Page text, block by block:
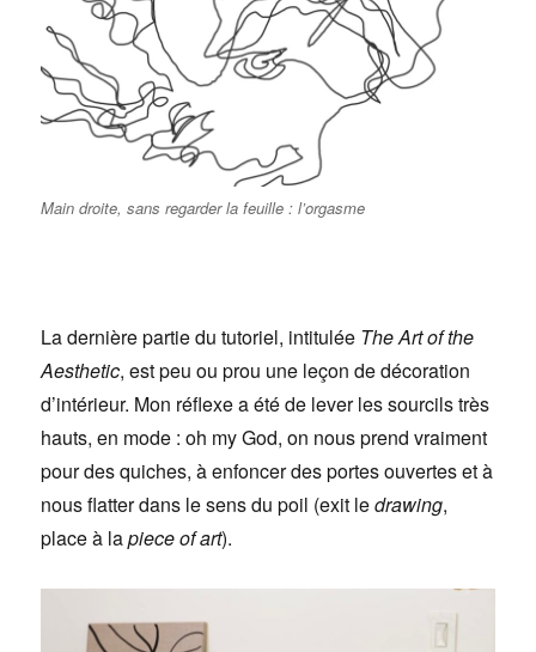
Main droite, sans regarder la feuille : l’orgasme
La dernière partie du tutoriel, intitulée The Art of the
Aesthetic, est peu ou prou une leçon de décoration
d’intérieur. Mon réflexe a été de lever les sourcils très
hauts, en mode : oh my God, on nous prend vraiment
pour des quiches, à enfoncer des portes ouvertes et à
nous flatter dans le sens du poil (exit ledrawing,
place à lapiece of art).